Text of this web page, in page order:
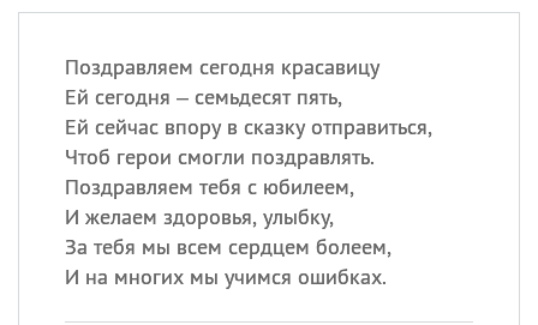
Поздравляем сегодня красавицу
Ей сегодня – семьдесят пять,
Ей сейчас впору в сказку отправиться,
Чтоб герои смогли поздравлять.
Поздравляем тебя с юбилеем,
И желаем здоровья, улыбку,
За тебя мы всем сердцем болеем,
И на многих мы учимся ошибках.